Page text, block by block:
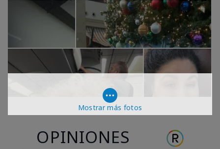
Mostrar más fotos
OPINIONES